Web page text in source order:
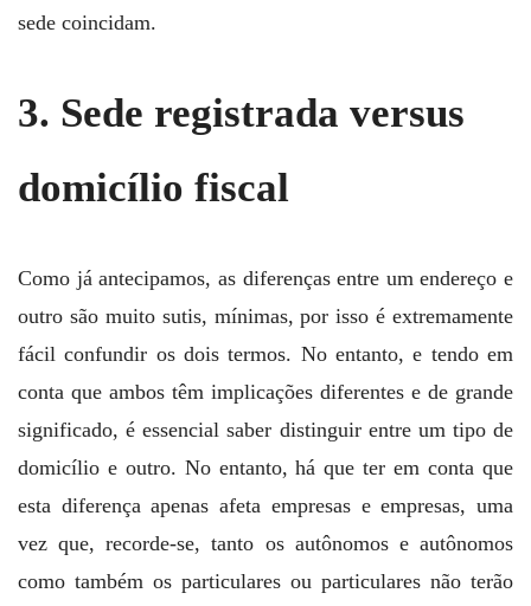
sede coincidam.
3. Sede registrada versus
domicílio fiscal
Como já antecipamos, as diferenças entre um endereço e
outro são muito sutis, mínimas, por isso é extremamente
fácil confundir os dois termos. No entanto, e tendo em
conta que ambos têm implicações diferentes e de grande
significado, é essencial saber distinguir entre um tipo de
domicílio e outro. No entanto, há que ter em conta que
esta diferença apenas afeta empresas e empresas, uma
vez que, recorde-se, tanto os autônomos e autônomos
como também os particulares ou particulares não terão